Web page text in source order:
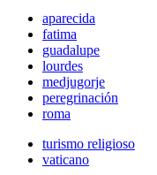
aparecida
fatima
guadalupe
lourdes
medjugorje
peregrinación
roma
turismo religioso
vaticano